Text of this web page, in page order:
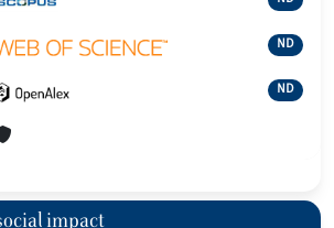
ND
ND
impact